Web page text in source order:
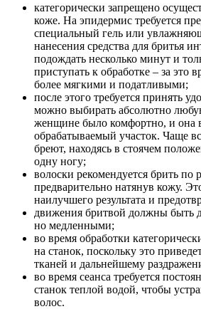
категорически запрещено
коже. На эпидермис требуется
специальный гель или
нанесения средства для бритья
подождать несколько минут и
приступать к обработке – за это
более мягкими и податливыми;
после этого требуется принять
можно выбирать абсолютно
женщине было комфортно, и она
обрабатываемый участок. Чаще
бреют, находясь в стоячем
одну ногу;
волоски рекомендуется брить по
предварительно натянув кожу.
наилучшего результата и
движения бритвой должны быть
но медленными;
во время обработки
на станок, поскольку это
тканей и дальнейшему
во время сеанса требуется
станок теплой водой, чтобы
волос.